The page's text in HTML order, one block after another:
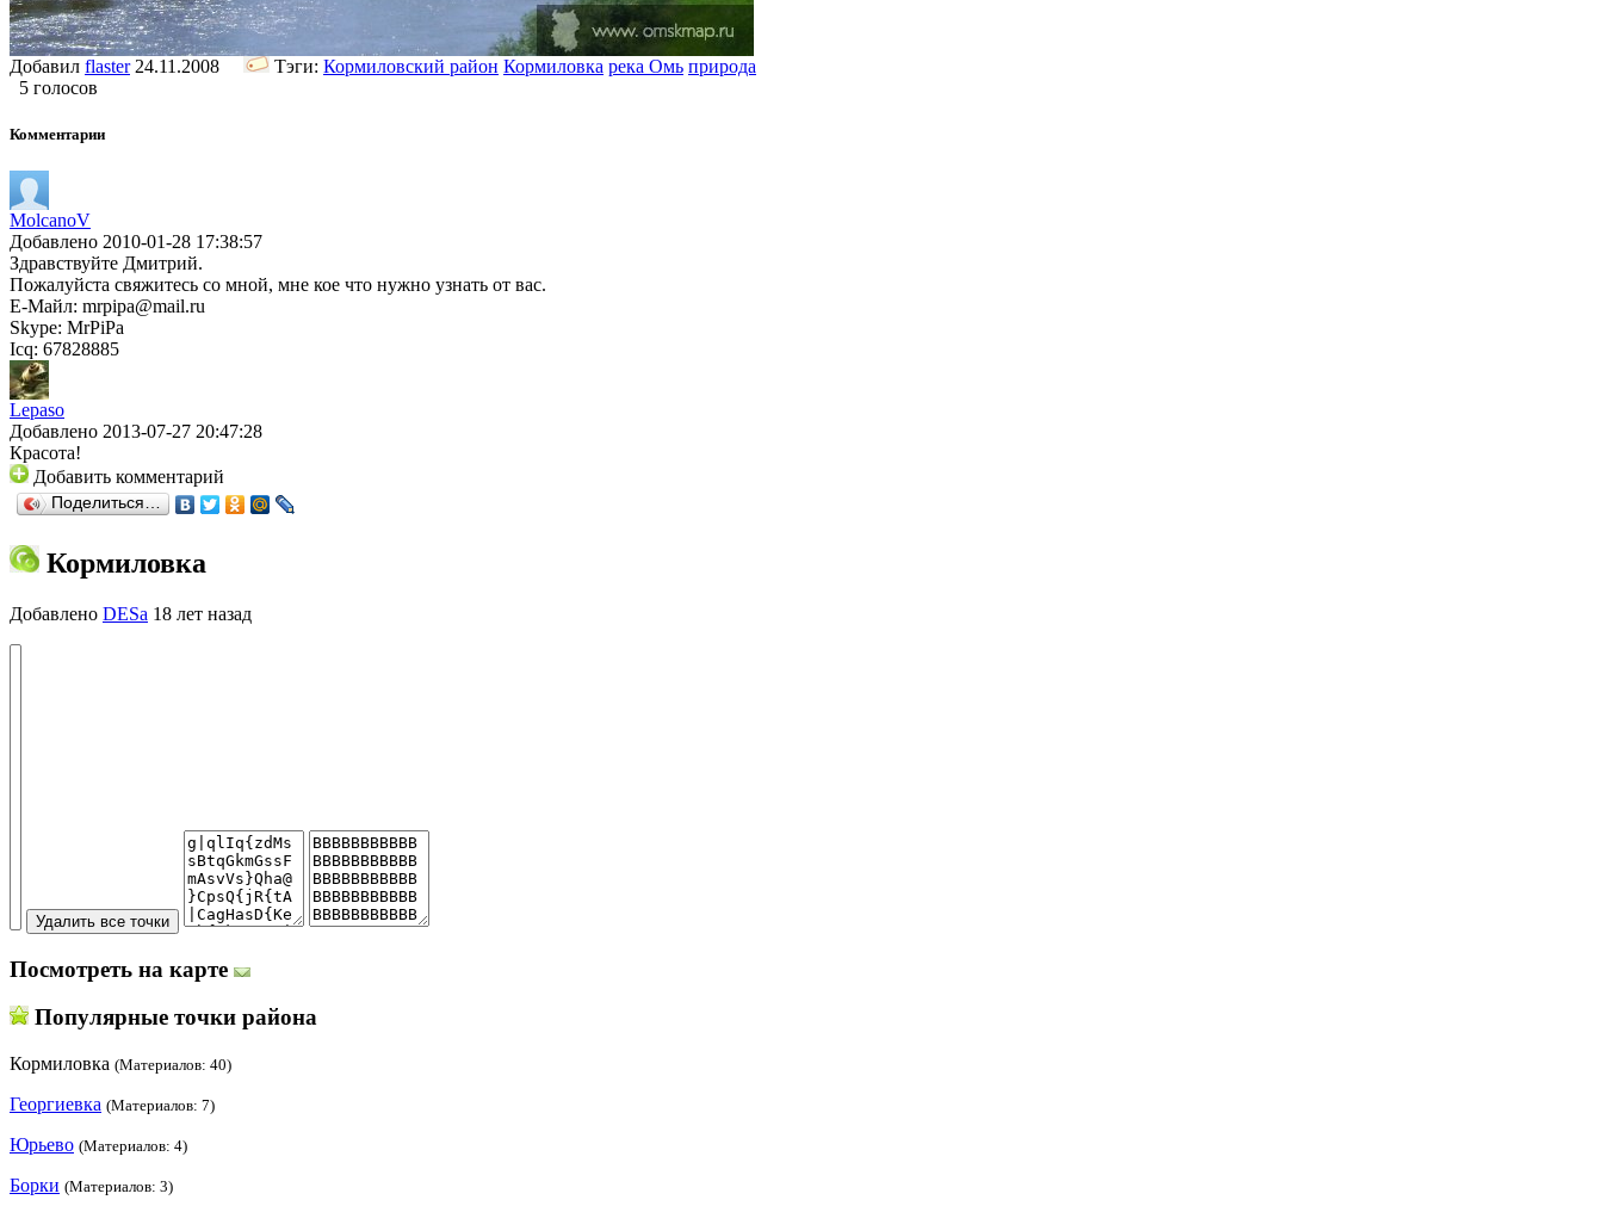
Добавил flaster24.11.2008 Тэги: Кормиловский район Кормиловка река Омь природа
5 голосов
Комментарии
MolcanoV
Добавлено 2010-01-28 17:38:57
Здравствуйте Дмитрий.
Пожалуйста свяжитесь со мной, мне кое что нужно узнать от вас.
Е-Майл: mrpipa@mail.ru
Skype: MrPiPa
Icq: 67828885
Lepaso
Добавлено 2013-07-27 20:47:28
Красота!
Добавить комментарий
Поделиться…
Кормиловка
Добавлено DESa 18 лет назад
Посмотреть на карте
Популярные точки района
Кормиловка (Материалов: 40)
Георгиевка (Материалов: 7)
Юрьево (Материалов: 4)
Борки (Материалов: 3)